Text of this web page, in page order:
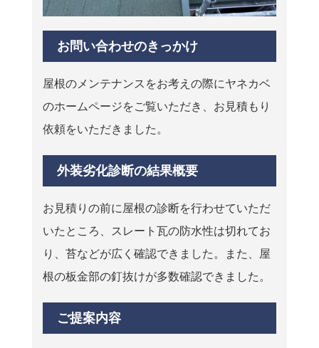
お問い合わせのきっかけ
屋根のメンテナンスをお考えの際にヤネカベ
のホームページをご覧いただき、お見積もり
依頼をいただきました。
外装劣化診断の結果概要
お見積りの前に屋根の診断を行わせていただ
いたところ、スレート瓦の防水性は切れてお
り、苔などが広く確認できました。また、屋
根の板金部の釘抜けが多数確認できました。
ご提案内容